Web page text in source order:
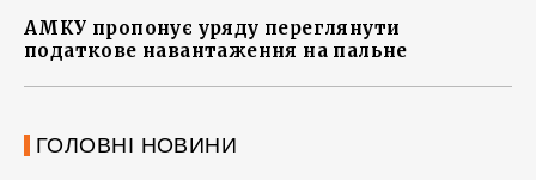
АМКУ пропонує уряду переглянути
податкове навантаження на пальне
ГОЛОВНІ НОВИНИ